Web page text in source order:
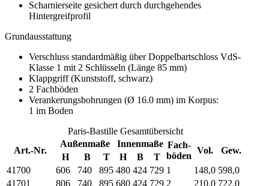
Scharnierseite gesichert durch durchgehendes
Hintergreifprofil
Grundausstattung
Verschluss standardmäßig über Doppelbartschloss VdS-
Klasse 1 mit 2 Schlüsseln (Länge 85 mm)
Klappgriff (Kunststoff, schwarz)
2 Fachböden
Verankerungsbohrungen (Ø 16.0 mm) im Korpus:
1 im Boden
Paris-Bastille Gesamtübersicht
Art.-Nr.
Außenmaße Innenmaße Fach-
böden
Vol. Gew.
H B T H B
T
41700
606 740 895 480 424 729 1 148,0 598,0
41701
806 740 895 680 424 729 2 210,0 722,0